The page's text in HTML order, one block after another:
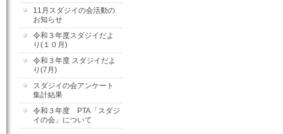
11月スダジイの会活動の
お知らせ
令和３年度スダジイだよ
り(１０月)
令和３年度 スダジイだよ
り(7月)
スダジイの会アンケート
集計結果
令和３年度 PTA「スダジ
イの会」について